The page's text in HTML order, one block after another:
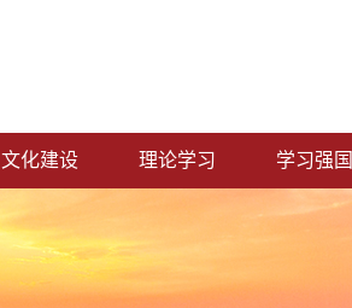
文化建设 理论学习 学习强国